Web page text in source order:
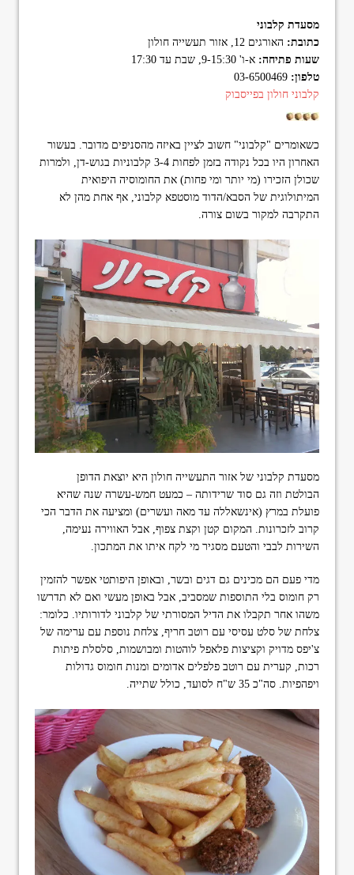
font_download סמן קישורים
ת
כ
ה
א
ר
י
ו
ת
מסעדת קלבוני
כתובת: האורגים 12, אזור תעשייה חולון
שעות פתיחה: א-ו' 9-15:30, שבת עד 17:30
טלפון:
קלבוני חולון בפייסבוק
כשאומרים "קלבוני" חשוב לציין באיזה מהסניפים מדובר. בעשור
האחרון היו בכל נקודה בזמן לפחות 3-4 קלבוניות בגוש-דן, ולמרות
שכולן הזכירו (מי יותר ומי פחות) את החומוסיה היפואית
המיתולוגית של הסבא/הדוד מוסטפא קלבוני, אף אחת מהן לא
התקרבה למקור בשום צורה.
מסעדת קלבוני של אזור התעשייה חולון היא יוצאת הדופן
הבולטת וזה גם סוד שרידותה – כמעט חמש-עשרה שנה שהיא
פועלת במרץ (אינשאללה עד מאה ועשרים) ומציעה את הדבר הכי
קרוב לזכרונות. המקום קטן וקצת צפוף, אבל האווירה נעימה,
השירות לבבי והטעם מסגיר מי לקח איתו את המתכון.
מדי פעם הם מכינים גם דגים ובשר, ובאופן היפותטי אפשר להזמין
רק חומוס בלי התוספות שמסביב, אבל באופן מעשי ואם לא תדרשו
משהו אחר תקבלו את הדיל המסורתי של קלבוני לדורותיו. כלומר:
צלחת של סלט עסיסי עם רוטב חריף, צלחת נוספת עם ערימה של
צ'יפס מדויק וקציצות פלאפל לוהטות ומבושמות, סלסלת פיתות
רכות, קערית עם רוטב פלפלים אדומים ומנות חומוס גדולות
ויפהפיות. סה"כ 35 ש"ח לסועד, כולל שתייה.